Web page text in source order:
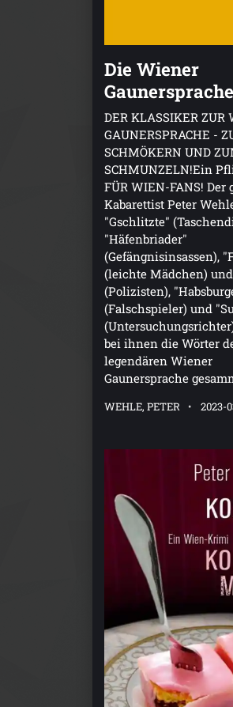
Die Wiener
Gaunersprache
DER KLASSIKER ZUR
GAUNERSPRACHE -
SCHMÖKERN UND
SCHMUNZELN!Ein
FÜR WIEN-FANS! Der
Kabarettist Peter
"Gschlitzte"
"Häfenbriader"
(Gefängnisinsassen),
(leichte Mädchen)
(Polizisten),
(Falschspieler) und
bei ihnen die Wörter
legendären Wiener
Gaunersprache
WEHLE, PETER 2023-